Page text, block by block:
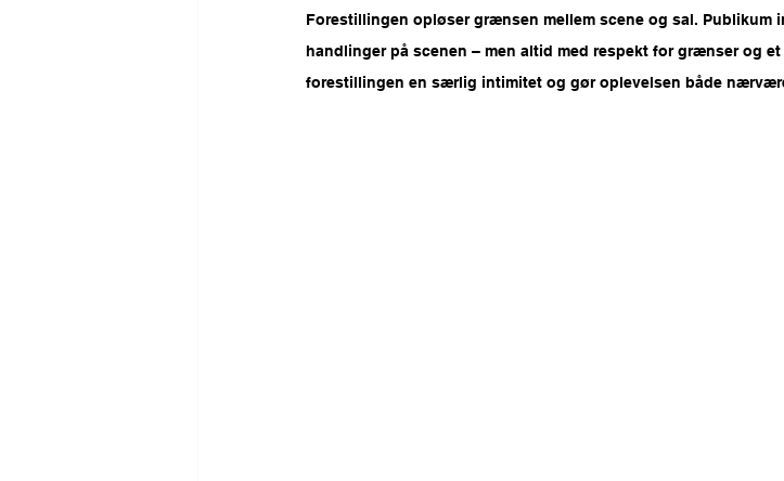
Forestillingen opløser grænsen mellem scene og sal. Publikum
handlinger på scenen – men altid med respekt for grænser og
forestillingen en særlig intimitet og gør oplevelsen både